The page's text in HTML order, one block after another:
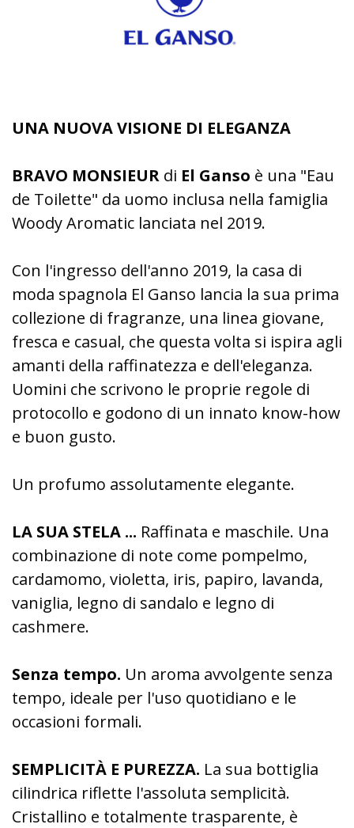
UNA NUOVA VISIONE DI ELEGANZA
BRAVO MONSIEUR di El Ganso è una "Eau
de Toilette" da uomo inclusa nella famiglia
Woody Aromatic lanciata nel 2019.
Con l'ingresso dell'anno 2019, la casa di
moda spagnola El Ganso lancia la sua prima
collezione di fragranze, una linea giovane,
fresca e casual, che questa volta si ispira agli
amanti della raffinatezza e dell'eleganza.
Uomini che scrivono le proprie regole di
protocollo e godono di un innato know-how
e buon gusto.
Un profumo assolutamente elegante.
LA SUA STELA ... Raffinata e maschile. Una
combinazione di note come pompelmo,
cardamomo, violetta, iris, papiro, lavanda,
vaniglia, legno di sandalo e legno di
cashmere.
Senza tempo. Un aroma avvolgente senza
tempo, ideale per l'uso quotidiano e le
occasioni formali.
SEMPLICITÀ E PUREZZA. La sua bottiglia
cilindrica riflette l'assoluta semplicità.
Cristallino e totalmente trasparente, è